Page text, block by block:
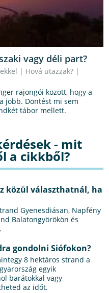
vagy déli part?
| Hová utazzak? |
rajongói között, hogy a
jobb. Döntést mi sem
tábor mellett.
- mit
a cikkből?
közül választhatnál, ha
Gyenesdiásan, Napfény
Balatongyörökön és
gondolni Siófokon?
8 hektáros strand a
egyik
barátokkal vagy
az időt.